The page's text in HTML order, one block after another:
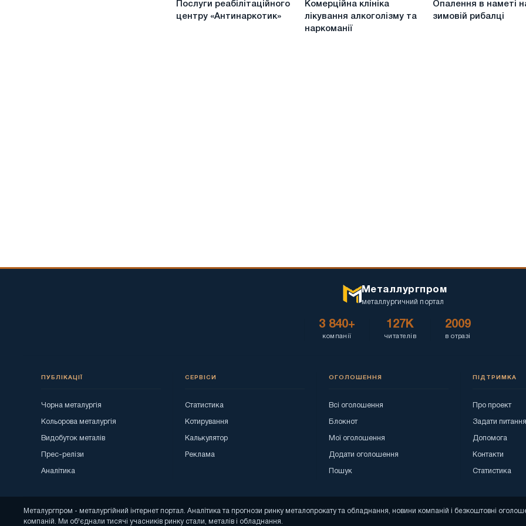
реабілітаційного
центру
Послуги реабілітаційного
центру «Антинаркотик»
клініка
лікування
алкоголізму
Комерційна клініка
лікування алкоголізму та
наркоманії
Опалення в наметі
зимовій рибалці
Металлургпром
металлургичний портал
3 840+
компанії
127K
читателів
2009
в отразі
ПУБЛІКАЦІЇ
Чорна металургія
Кольорова металургія
Видобуток металів
Прес-релізи
Аналітика
СЕРВІСИ
Статистика
Котирування
Калькулятор
Реклама
ОГОЛОШЕННЯ
Всі оголошення
Блокнот
Мої оголошення
Додати оголошення
Пошук
ПІДТРИМКА
Про проект
Задати питання
Допомога
Контакти
Статистика
Металургпром - металургійний інтернет портал. Аналітика та прогнози ринку металопрокату та обладнання, новини компаній і безкоштовні
компаній. Ми об'єднали тисячі учасників ринку стали, металів і обладнання.